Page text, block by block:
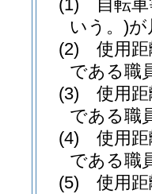
(1)
自転
いう。)が
(2)
使用
である職
(3)
使用
である職
(4)
使用
である職
(5)
使用